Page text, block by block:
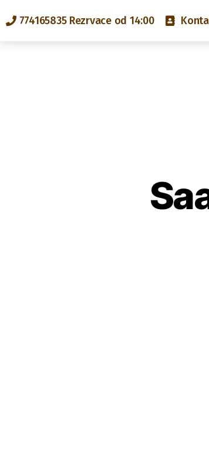
774165835 Rezrvace od 14:00